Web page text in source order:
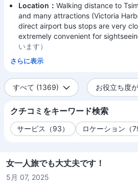
Location： Walking distance to
and many attractions (Victoria
direct airport bus stops are very
extremely convenient for
います）
さらに表示
すべて (1369) お役立ち度
クチコミをキーワード検索
サービス（93） ロケーション（
女一人旅でも大丈夫です！
5月 07, 2025